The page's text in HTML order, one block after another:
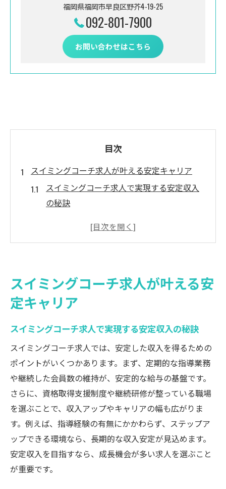
福岡県福岡市早良区野芥4-19-25
092-801-7900
お問い合わせはこちら
目次
スイミングコーチ求人が叶える安定キャリア
スイミングコーチ求人で実現する安定収入
の秘訣
キャリア形成に役立つスイミングコーチ求
安定職としてのスイミングコーチ求人の魅
力分析
のヒント
ライフステージを支えるスイミングコーチ
求人の実態
ライフステージ支援に強い求人の選び方
スイミングコーチ求人で重視したい支援制
度の見極め方
ライフステージ支援が充実したスイミング
コーチ求人の特徴
働きやすさで選ぶスイミングコーチ求人の
スイミングコーチ求人が叶える安
定キャリア
スイミングコーチ求人で実現する安定収入の秘訣
スイミングコーチ求人では、安定した収入を得るための
ポイントがいくつかあります。まず、定期的な指導業務
や継続した会員数の維持が、安定的な給与の基盤です。
さらに、資格取得支援制度や継続研修が整っている職場
を選ぶことで、収入アップやキャリアの幅も広がりま
す。例えば、指導経験の有無にかかわらず、ステップア
ップできる環境なら、長期的な収入安定が見込めます。
安定収入を目指すなら、成長機会が多い求人を選ぶこと
が重要です。